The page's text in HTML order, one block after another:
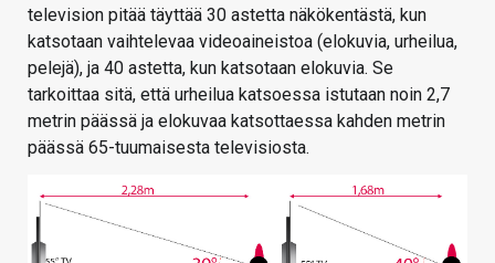
television pitää täyttää 30 astetta näkökentästä, kun
katsotaan vaihtelevaa videoaineistoa (elokuvia, urheilua,
pelejä), ja 40 astetta, kun katsotaan elokuvia. Se
tarkoittaa sitä, että urheilua katsoessa istutaan noin 2,7
metrin päässä ja elokuvaa katsottaessa kahden metrin
päässä 65-tuumaisesta televisiosta.